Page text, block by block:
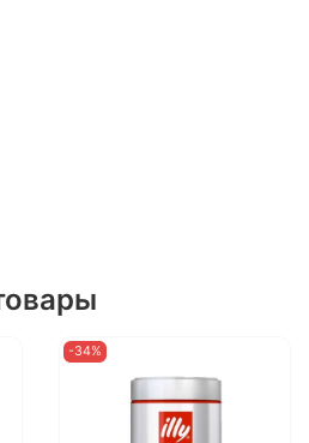
-34%